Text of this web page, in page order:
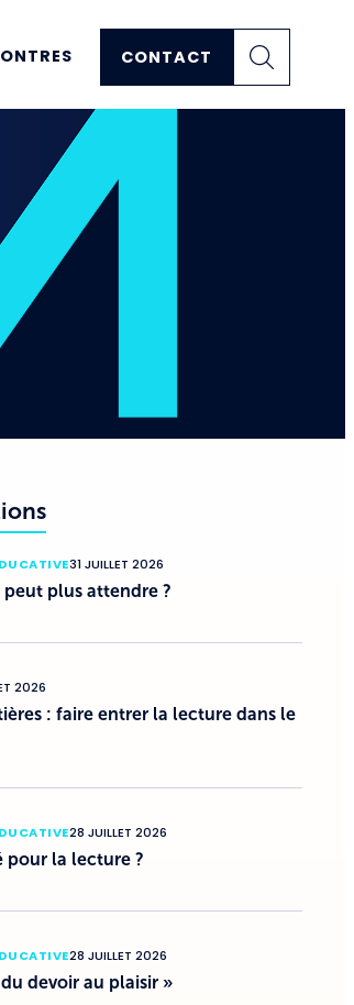
CONTACT
31 JUILLET 2026
peut plus attendre ?
2026
: faire entrer la lecture dans le
28 JUILLET 2026
pour la lecture ?
28 JUILLET 2026
devoir au plaisir »